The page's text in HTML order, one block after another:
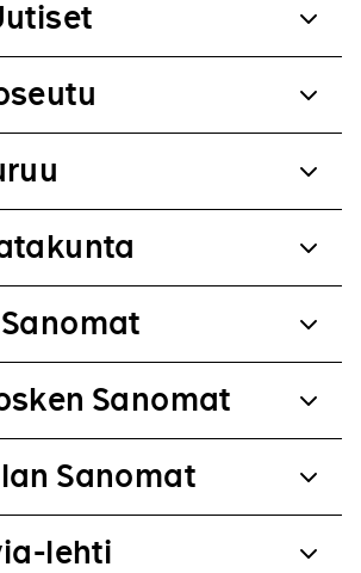
Sanomat
Sanomat
lehti